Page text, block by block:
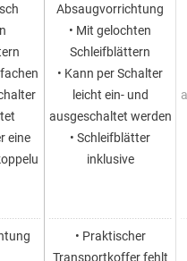
eine
Absaugvorrichtung
• Mit gelochten
Schleifblättern
• Kann per Schalter
leicht ein- und
ausgeschaltet werden
• Schleifblätter
inklusive
• Praktischer
Transportkoffer fehlt